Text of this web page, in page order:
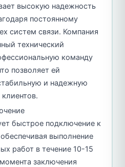
высокую надежность
постоянному
систем связи. Компания
технический
команду
позволяет ей
и надежную
быстрое подключение к
выполнение
работ в течение 10-15
заключения